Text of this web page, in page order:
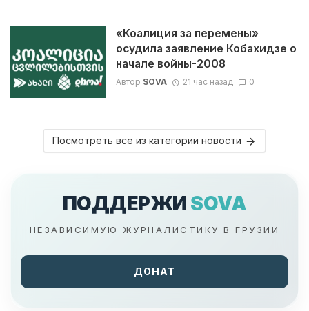
«Коалиция за перемены»
осудила заявление Кобахидзе о
начале войны-2008
Автор SOVA 21 час назад 0
Посмотреть все из категории новости
ПОДДЕРЖИ SOVA
НЕЗАВИСИМУЮ ЖУРНАЛИСТИКУ В ГРУЗИИ
ДОНАТ